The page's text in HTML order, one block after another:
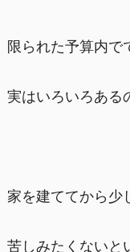
限られた予算内で
実はいろいろある
家を建ててから少
苦しみたくないと